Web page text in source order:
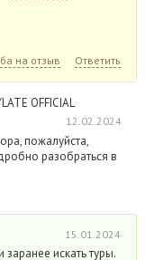
на отзыв Ответить
OFFICIAL
12.02.2024
пожалуйста,
разобраться в
15.01.2024
искать туры.